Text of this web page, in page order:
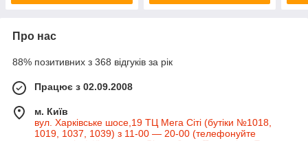
Про нас
88% позитивних з 368 відгуків за рік
Працює з 02.09.2008
м. Київ
вул. Харківське шосе,19 ТЦ Мега Сіті (бутіки №1018,
1019, 1037, 1039) з 11-00 — 20-00 (телефонуйте